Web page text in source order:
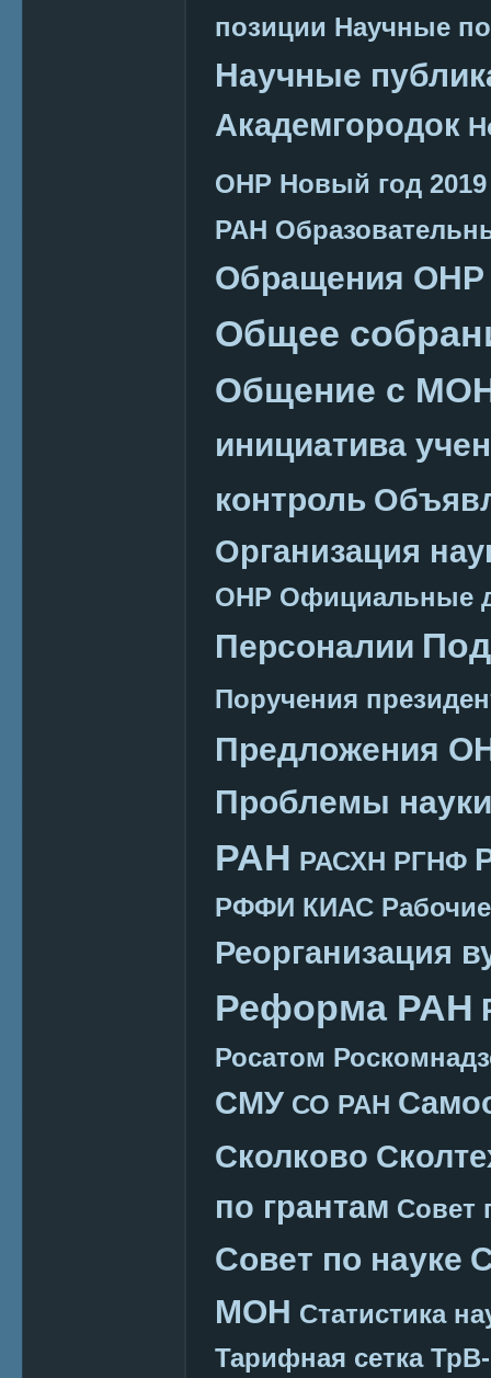
позиции Научные
Научные
Академгородок
ОНР Новый год 2019
РАН
Обращения ОНР
Общее
Общение с
инициатива
контроль
Организация
ОНР Официальные
Персоналии
Поручения
Предложения
Проблемы науки
РАН РАСХН РГНФ
РФФИ КИАС
Реорганизация
Реформа РАН
Росатом
СМУ СО РАН
Сколково
по грантам Совет
Совет по науке
МОН Статистика
Тарифная сетка